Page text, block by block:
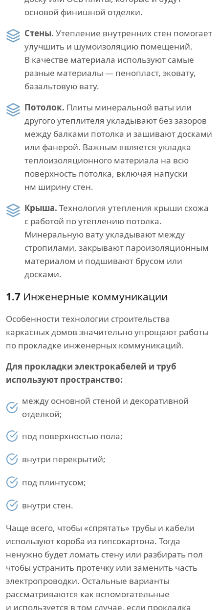
основой финишной отделки.
Стены. Утепление внутренних стен помогает
улучшить и шумоизоляцию помещений.
В качестве материала используют самые
разные материалы — пенопласт, эковату,
базальтовую вату.
Потолок. Плиты минеральной ваты или
другого утеплителя укладывают без зазоров
между балками потолка и зашивают досками
или фанерой. Важным является укладка
теплоизоляционного материала на всю
поверхность потолка, включая напуски
нм ширину стен.
Крыша. Технология утепления крыши схожа
с работой по утеплению потолка.
Минеральную вату укладывают между
стропилами, закрывают пароизоляционным
материалом и подшивают брусом или
досками.
1.7 Инженерные коммуникации
Особенности технологии строительства
каркасных домов значительно упрощают работы
по прокладке инженерных коммуникаций.
Для прокладки электрокабелей и труб
используют пространство:
между основной стеной и декоративной
отделкой;
под поверхностью пола;
внутри перекрытий;
под плинтусом;
внутри стен.
Чаще всего, чтобы «спрятать» трубы и кабели
используют короба из гипсокартона. Тогда
ненужно будет ломать стену или разбирать пол
чтобы устранить протечку или заменить часть
электропроводки. Остальные варианты
рассматриваются как вспомогательные
и используется в том случае, если прокладка